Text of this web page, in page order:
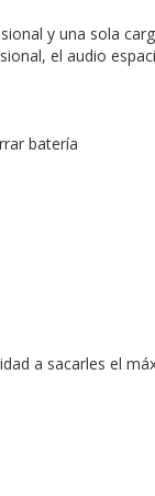
y una sola
el audio
batería
a sacarles el